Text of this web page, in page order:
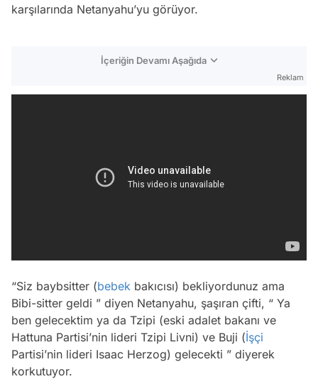
karşılarında Netanyahu’yu görüyor.
İçeriğin Devamı Aşağıda
Reklam
“Siz baybsitter (bebek bakıcısı) bekliyordunuz ama
Bibi-sitter geldi ” diyen Netanyahu, şaşıran çifti, “ Ya
ben gelecektim ya da Tzipi (eski adalet bakanı ve
Hattuna Partisi’nin lideri Tzipi Livni) ve Buji (İşçi
Partisi’nin lideri Isaac Herzog) gelecekti ” diyerek
korkutuyor.